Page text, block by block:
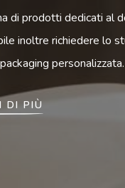
di prodotti dedicati al
inoltre richiedere lo
personalizzata.
DI PIÙ